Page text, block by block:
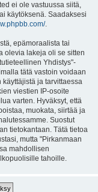
ei ole vastuussa siitä,
käytöksenä. Saadaksesi
.
epämoraalista tai
olevia lakeja oli se sitten
Yhdistys"-
tätä vastoin voidaan
ja tarvittaessa
viestien IP-osoite
varten. Hyväksyt, että
muokata, siirtää ja
Suostut
tietokantaan. Tätä tietoa
mutta "Pirkanmaan
mahdollisen
tahoille.